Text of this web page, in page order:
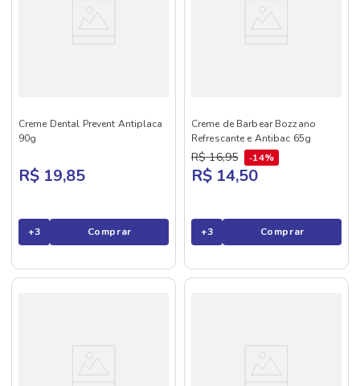
Creme Dental Prevent Antiplaca
90g
R$ 19,85
+3 Comprar
Creme de Barbear Bozzano
Refrescante e Antibac 65g
R$ 16,95 14%
R$ 14,50
+3 Comprar